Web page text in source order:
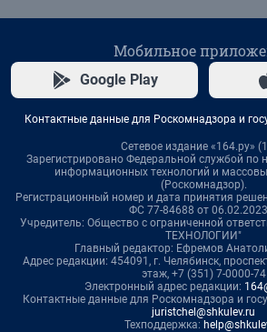
Мобильное
Google Play
Контактные данные для Роскомнадзора и
Сетевое издание «164.ру»
Зарегистрировано Федеральной службой по
информационных технологий и
(Роскомнадзор).
Регистрационный номер и дата принятия
ФС 77-84688 от 06.02.2023
Учредитель: Общество с ограниченной
ТЕХНОЛОГИИ"
Главный редактор: Ефремов
Адрес редакции: 454091, г. Челябинск,
этаж, +7 (351) 7-0000-74
Электронный адрес редакции:
Контактные данные для Роскомнадзора и
juristchel@shkulev.ru
Техподдержка: